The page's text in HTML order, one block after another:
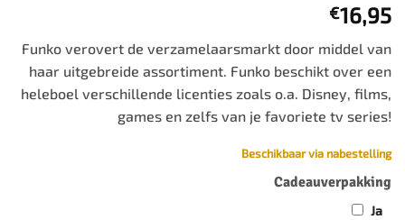
€16,95
Funko verovert de verzamelaarsmarkt door middel van
haar uitgebreide assortiment. Funko beschikt over een
heleboel verschillende licenties zoals o.a. Disney, films,
games en zelfs van je favoriete tv series!
Beschikbaar via nabestelling
Cadeauverpakking
Ja